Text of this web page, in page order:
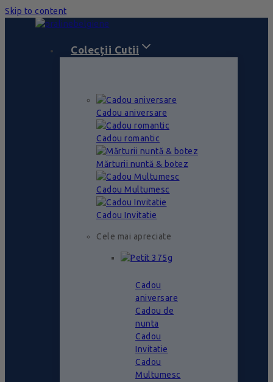
Skip to content
Colecții Cutii
Cadou aniversare
Cadou romantic
Mărturii nuntă & botez
Cadou Multumesc
Cadou Invitatie
Cele mai apreciate
Cadou
aniversare
Cadou de
nunta
Cadou
Invitatie
Cadou
Multumesc